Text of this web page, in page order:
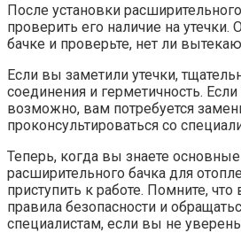
После установки
проверить его наличие на утечки.
бачке и проверьте, нет ли
Если вы заметили утечки,
соединения и герметичность.
возможно, вам потребуется
проконсультироваться со
Теперь, когда вы знаете
расширительного бачка для
приступить к работе. Помните,
правила безопасности и
специалистам, если вы не